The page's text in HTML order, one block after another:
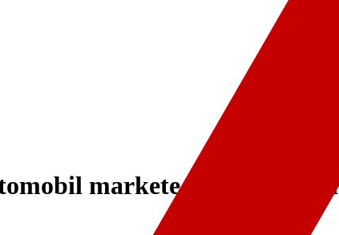
markete girdi: 1 yaralı